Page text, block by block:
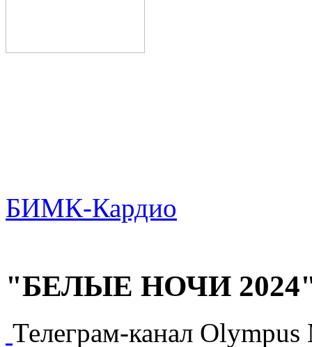
БИМК-Кардио
"БЕЛЫЕ НОЧИ 2024"
Телеграм-канал